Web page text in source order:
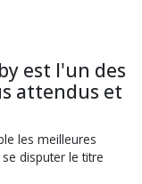
est l'un des
attendus et
les meilleures
disputer le titre